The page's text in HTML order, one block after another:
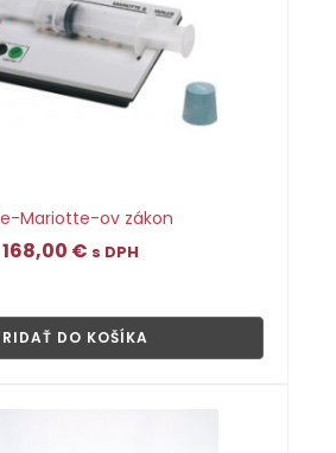
Mariotte-ov zákon
168,00 € s DPH
DO KOŠÍKA